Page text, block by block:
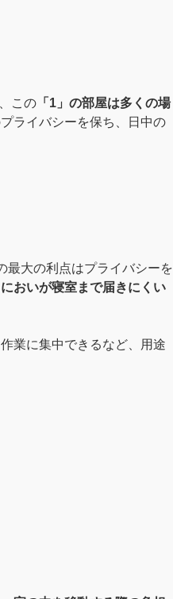
この「1」の部屋は多くの場
ライバシーを保ち、日中の
最大の利点はプライバシーを
おいが寝室まで届きにくい
業に集中できるなど、用途